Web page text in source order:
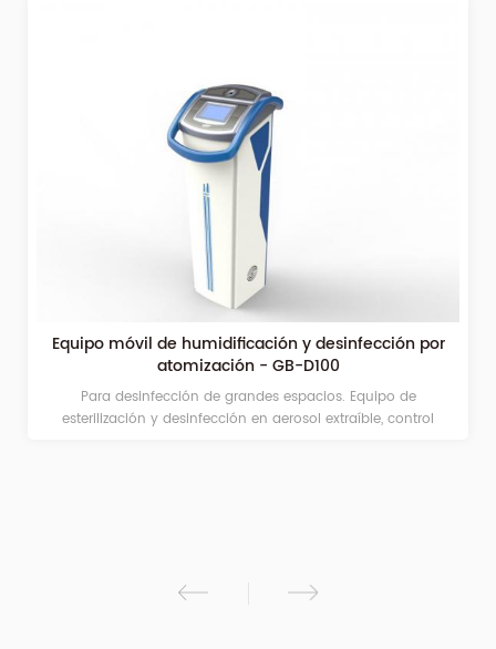
Equipo móvil de humidificación y desinfección por
atomización - GB-D100
Para desinfección de grandes espacios. Equipo de
esterilización y desinfección en aerosol extraíble, control
el aire y realiza una gama completa de desinfección del